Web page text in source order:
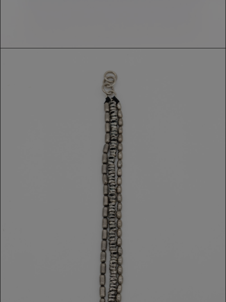
BRACCIALE GOTI
439,00 €